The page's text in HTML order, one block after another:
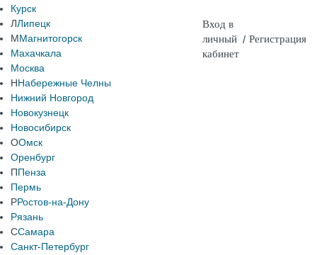
Курск
ЛЛипецк
ММагнитогорск
Махачкала
Москва
ННабережные Челны
Нижний Новгород
Новокузнецк
Новосибирск
ООмск
Оренбург
ППенза
Пермь
РРостов-на-Дону
Рязань
ССамара
Санкт-Петербург
Вход в
личный
кабинет
/ Регистрация